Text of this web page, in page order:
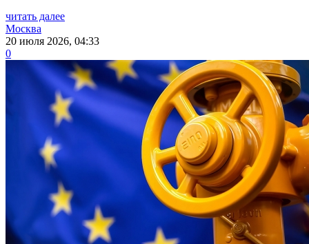
читать далее
Москва
20 июля 2026, 04:33
0